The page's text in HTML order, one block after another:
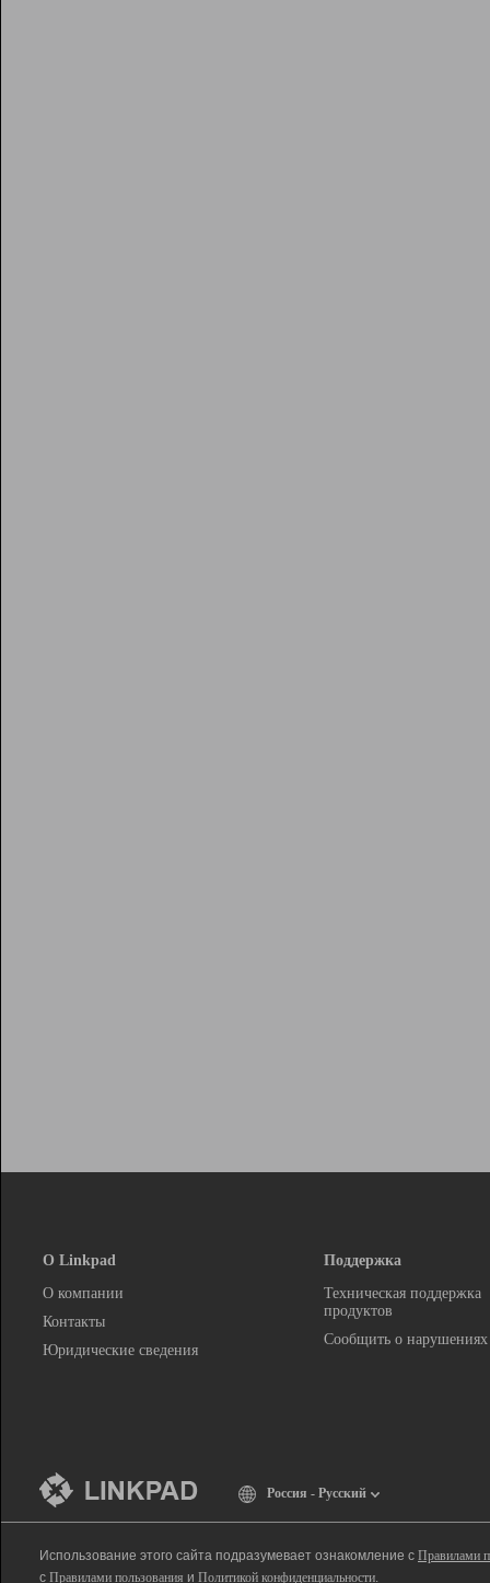
О Linkpad
О компании
Контакты
Юридические сведения
Поддержка
Техническая поддержка
продуктов
Сообщить о нарушениях
Россия - Русский
Использование этого сайта подразумевает ознакомление с Правилами
с Правилами пользования и Политикой конфиденциальности.